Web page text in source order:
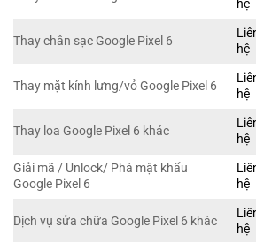
hệ
Thay chân sạc Google Pixel 6
hệ
Thay mặt kính lưng/vỏ Google Pixel 6
hệ
Thay loa Google Pixel 6 khác
hệ
Giải mã / Unlock/ Phá mật khẩu
Google Pixel 6
hệ
Dịch vụ sửa chữa Google Pixel 6 khác
hệ